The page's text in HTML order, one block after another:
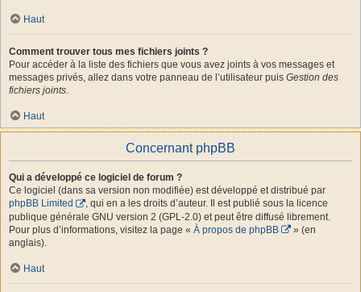
Haut
Comment trouver tous mes fichiers joints ?
Pour accéder à la liste des fichiers que vous avez joints à vos messages et
messages privés, allez dans votre panneau de l’utilisateur puis Gestion des
fichiers joints.
Haut
Concernant phpBB
Qui a développé ce logiciel de forum ?
Ce logiciel (dans sa version non modifiée) est développé et distribué par
phpBB Limited
, qui en a les droits d’auteur. Il est publié sous la licence
publique générale GNU version 2 (GPL-2.0) et peut être diffusé librement.
Pour plus d’informations, visitez la page « À propos de phpBB
» (en
anglais).
Haut